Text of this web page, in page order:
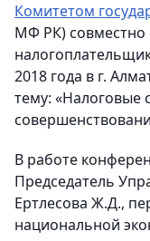
Комитетом
МФ РК) совместно
2018 года в г.
тему: «Налоговые
В работе
Председатель
Ертлесова Ж.Д.,
национальной